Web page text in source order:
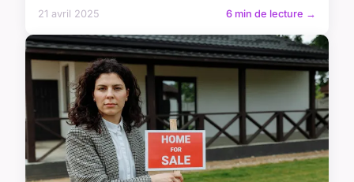
21 avril 2025 6 min de lecture →